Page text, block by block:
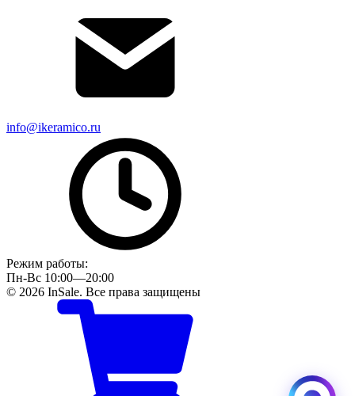
info@ikeramico.ru
Режим работы:
Пн-Вс 10:00—20:00
© 2026 InSale. Все права защищены